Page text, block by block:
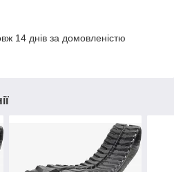
14 днів за домовленістю